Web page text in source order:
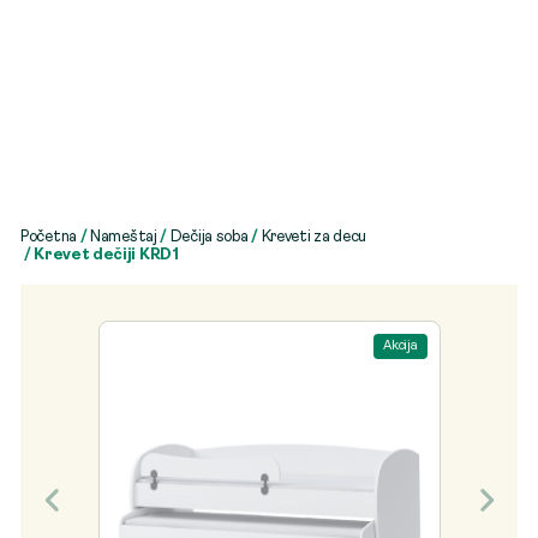
Početna / Nameštaj / Dečija soba / Kreveti za decu
/ Krevet dečiji KRD1
Akcija